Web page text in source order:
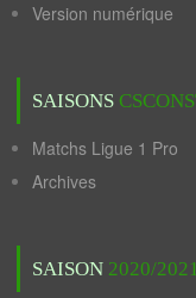
Version numérique
SAISONS
Matchs Ligue 1 Pro
Archives
SAISON 2020/2021